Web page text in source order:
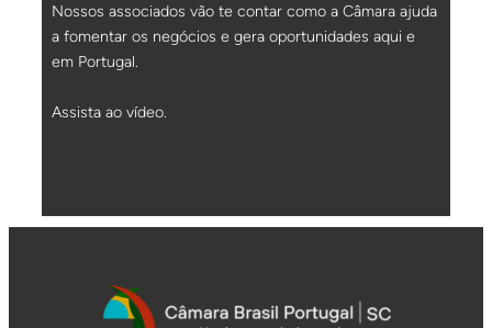
Nossos associados vão te contar como a Câmara ajuda
a fomentar os negócios e gera oportunidades aqui e
em Portugal.
Assista ao vídeo.